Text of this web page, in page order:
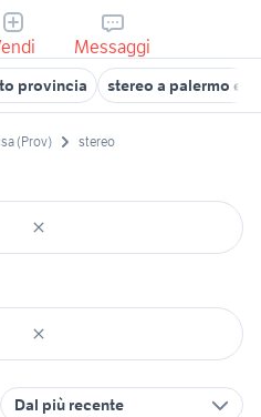
Messaggi
provincia stereo a palermo e
(Prov) stereo
Dal più recente